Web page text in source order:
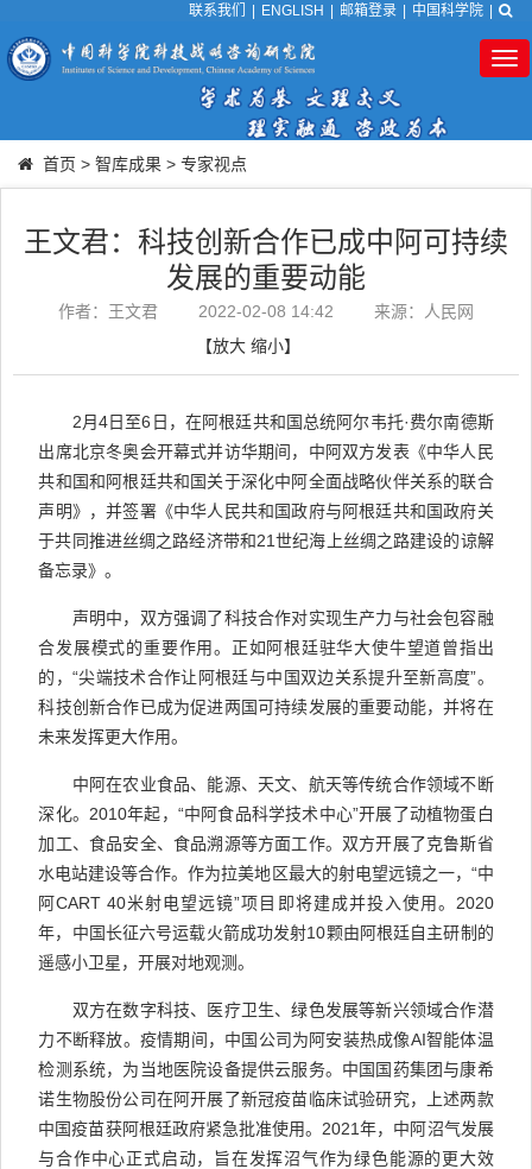
联系我们 ENGLISH 邮箱登录 中国科学院
首页 > 智库成果 > 专家视点
王文君：科技创新合作已成中阿可持续
发展的重要动能
作者：王文君 2022-02-08 14:42
来源：人民网
【放大 缩小】
2月4日至6日，在阿根廷共和国总统阿尔韦托·费尔南德斯
出席北京冬奥会开幕式并访华期间，中阿双方发表《中华人民
共和国和阿根廷共和国关于深化中阿全面战略伙伴关系的联合
声明》，并签署《中华人民共和国政府与阿根廷共和国政府关
于共同推进丝绸之路经济带和21世纪海上丝绸之路建设的谅解
备忘录》。
声明中，双方强调了科技合作对实现生产力与社会包容融
合发展模式的重要作用。正如阿根廷驻华大使牛望道曾指出
的，“尖端技术合作让阿根廷与中国双边关系提升至新高度”。
科技创新合作已成为促进两国可持续发展的重要动能，并将在
未来发挥更大作用。
中阿在农业食品、能源、天文、航天等传统合作领域不断
深化。2010年起，“中阿食品科学技术中心”开展了动植物蛋白
加工、食品安全、食品溯源等方面工作。双方开展了克鲁斯省
水电站建设等合作。作为拉美地区最大的射电望远镜之一，“中
阿CART 40米射电望远镜”项目即将建成并投入使用。2020
年，中国长征六号运载火箭成功发射10颗由阿根廷自主研制的
遥感小卫星，开展对地观测。
双方在数字科技、医疗卫生、绿色发展等新兴领域合作潜
力不断释放。疫情期间，中国公司为阿安装热成像AI智能体温
检测系统，为当地医院设备提供云服务。中国国药集团与康希
诺生物股份公司在阿开展了新冠疫苗临床试验研究，上述两款
中国疫苗获阿根廷政府紧急批准使用。2021年，中阿沼气发展
与合作中心正式启动，旨在发挥沼气作为绿色能源的更大效